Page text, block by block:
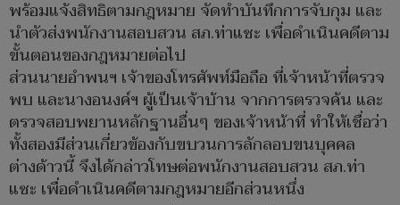
พร้อมแจ้งสิทธิตามกฎหมาย จัดทำบันทึกการจับกุม และ
นำตัวส่งพนักงานสอบสวน สภ.ท่าแซะ เพื่อดำเนินคดีตาม
ขั้นตอนของกฎหมายต่อไป
ส่วนนายอำพนฯ เจ้าของโทรศัพท์มือถือ ที่เจ้าหน้าที่ตรวจ
พบ และนางอนงค์ฯ ผู้เป็นเจ้าบ้าน จากการตรวจค้น และ
ตรวจสอบพยานหลักฐานอื่นๆ ของเจ้าหน้าที่ ทำให้เชื่อว่า
ทั้งสองมีส่วนเกี่ยวข้องกับขบวนการลักลอบขนบุคคล
ต่างด้าวนี้ จึงได้กล่าวโทษต่อพนักงานสอบสวน สภ.ท่า
แซะ เพื่อดำเนินคดีตามกฎหมายอีกส่วนหนึ่ง